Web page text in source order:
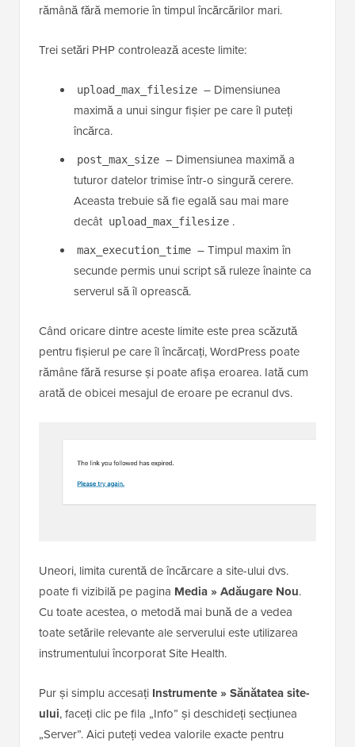
rămână fără memorie în timpul încărcărilor mari.
Trei setări PHP controlează aceste limite:
upload_max_filesize – Dimensiunea
maximă a unui singur fișier pe care îl puteți
încărca.
post_max_size – Dimensiunea maximă a
tuturor datelor trimise într-o singură cerere.
Aceasta trebuie să fie egală sau mai mare
decât upload_max_filesize .
max_execution_time – Timpul maxim în
secunde permis unui script să ruleze înainte ca
serverul să îl oprească.
Când oricare dintre aceste limite este prea scăzută
pentru fișierul pe care îl încărcați, WordPress poate
rămâne fără resurse și poate afișa eroarea. Iată cum
arată de obicei mesajul de eroare pe ecranul dvs.
Uneori, limita curentă de încărcare a site-ului dvs.
poate fi vizibilă pe pagina Media » Adăugare Nou.
Cu toate acestea, o metodă mai bună de a vedea
toate setările relevante ale serverului este utilizarea
instrumentului încorporat Site Health.
Pur și simplu accesați Instrumente » Sănătatea site-
ului, faceți clic pe fila „Info” și deschideți secțiunea
„Server”. Aici puteți vedea valorile exacte pentru